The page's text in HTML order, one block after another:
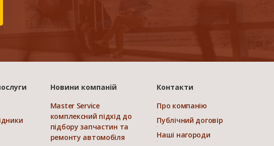
Новини компаній
Master Service
комплексний підхід до
підбору запчастин та
ремонту автомобіля
Контакти
Про компанію
Публічний договір
Наші нагороди